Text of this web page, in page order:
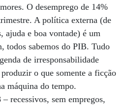
O desemprego de 14%
A política externa (de
ajuda e boa vontade) é um
todos sabemos do PIB. Tudo
de irresponsabilidade
o que somente a ficção
máquina do tempo.
recessivos, sem empregos,